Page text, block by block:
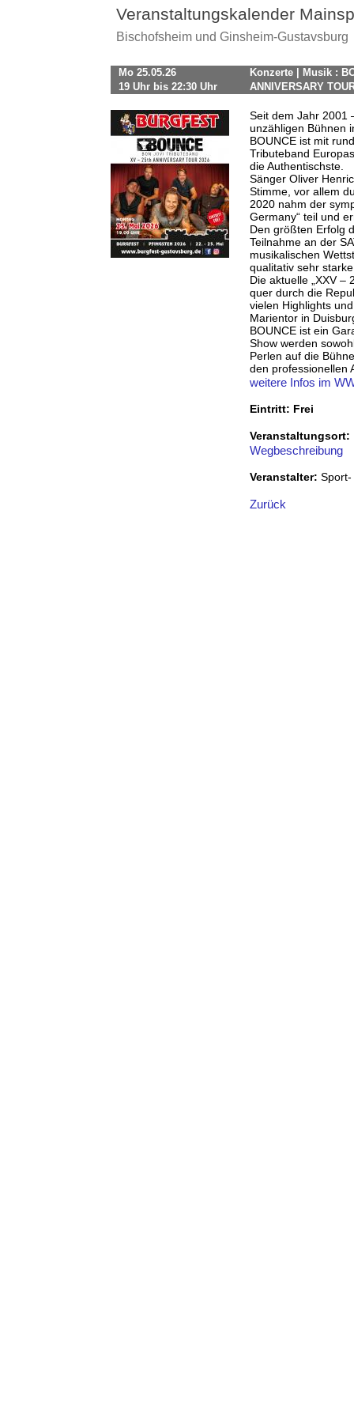
Veranstaltungskalender
Bischofsheim und Ginsheim-Gustavsburg
Mo 25.05.26
19 Uhr bis 22:30 Uhr
Konzerte | Musik :
ANNIVERSARY
Seit dem Jahr 2001
unzähligen Bühnen
BOUNCE ist mit
Tributeband
die Authentischste.
Sänger Oliver
Stimme, vor allem
2020 nahm der
Germany“ teil und
Den größten Erfolg
Teilnahme an der
musikalischen
qualitativ sehr
Die aktuelle „XXV –
quer durch die
vielen Highlights
Marientor in
BOUNCE ist ein
Show werden
Perlen auf die
den professionellen
weitere Infos im
Eintritt: Frei
Veranstaltungsort:
Wegbeschreibung
Veranstalter: Sport-
Zurück